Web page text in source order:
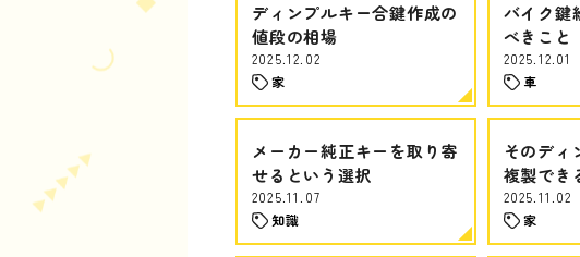
ディンプルキー合鍵作成の
値段の相場
2025.12.02
家
バイク鍵
べきこと
2025.12.01
車
メーカー純正キーを取り寄
せるという選択
2025.11.07
知識
そのディ
複製でき
2025.11.02
家